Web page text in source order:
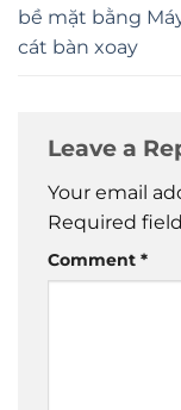
bề mặt bằng
cát bàn xoay
Leave a
Your email
Required
Comment *